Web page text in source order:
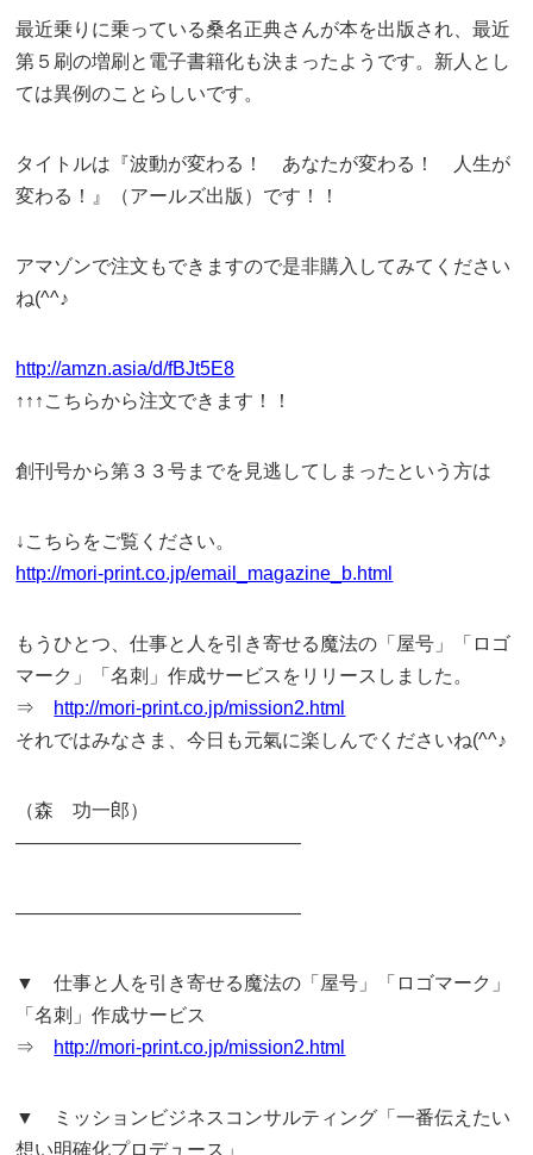
最近乗りに乗っている桑名正典さんが本を出版され、最近
第５刷の増刷と電子書籍化も決まったようです。新人とし
ては異例のことらしいです。
タイトルは『波動が変わる！ あなたが変わる！ 人生が
変わる！』（アールズ出版）です！！
アマゾンで注文もできますので是非購入してみてください
ね(^^♪
http://amzn.asia/d/fBJt5E8
↑↑↑こちらから注文できます！！
創刊号から第３３号までを見逃してしまったという方は
↓こちらをご覧ください。
http://mori-print.co.jp/email_magazine_b.html
もうひとつ、仕事と人を引き寄せる魔法の「屋号」「ロゴ
マーク」「名刺」作成サービスをリリースしました。
⇒ http://mori-print.co.jp/mission2.html
それではみなさま、今日も元氣に楽しんでくださいね(^^♪
（森 功一郎）
———————————————
———————————————
▼ 仕事と人を引き寄せる魔法の「屋号」「ロゴマーク」
「名刺」作成サービス
⇒ http://mori-print.co.jp/mission2.html
▼ ミッションビジネスコンサルティング「一番伝えたい
想い明確化プロデュース」